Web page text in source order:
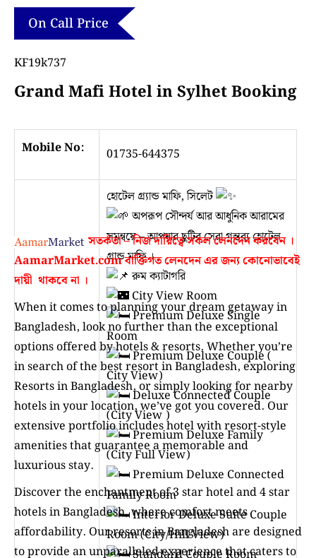
On Call Price
KF19k737
Grand Mafi Hotel in Sylhet Booking
Mobile No: 01735-644375
হোটেল গ্র্যান্ড মাফি, সিলেট
অপরূপ সৌন্দর্য আর আধুনিক আরামের
সমন্বয়ে – আপনার ছুটির সেরা গন্তব্য হোটেল
গ্রান্ড মাফি ।
রুম ক্যাটাগরি
City View Room
Premium Deluxe Single
Room
Premium Deluxe Couple (
City View)
Deluxe Connected Couple
(City View )
Premium Deluxe Family
(City Full View)
Premium Deluxe Connected
Family Room
Interior Deluxe Suite Couple
Room (City/Hill View)
সতর্কতা – নিজ দায়িত্বে সকল লেনদেন করবেন ।
AamarMarket.comবাক্তিগত লেনদেন এর জন্য কোনোভাবেই
দায়ী থাকবে না ।
When it comes to planning your dream getaway in
Bangladesh, look no further than the exceptional
options offered by hotels & resorts. Whether you’re
in search of the best resort in Bangladesh, exploring
Resorts in Bangladesh, or simply looking for nearby
hotels in your location, we’ve got you covered. Our
extensive portfolio includes hotel with resort-style
amenities that guarantee a memorable and
luxurious stay.
Discover the enchantment of 3 star hotel and 4 star
hotels in Bangladesh, where comfort meets
affordability. Our resorts in Bangladesh are designed
to provide an unparalleled experience that caters to